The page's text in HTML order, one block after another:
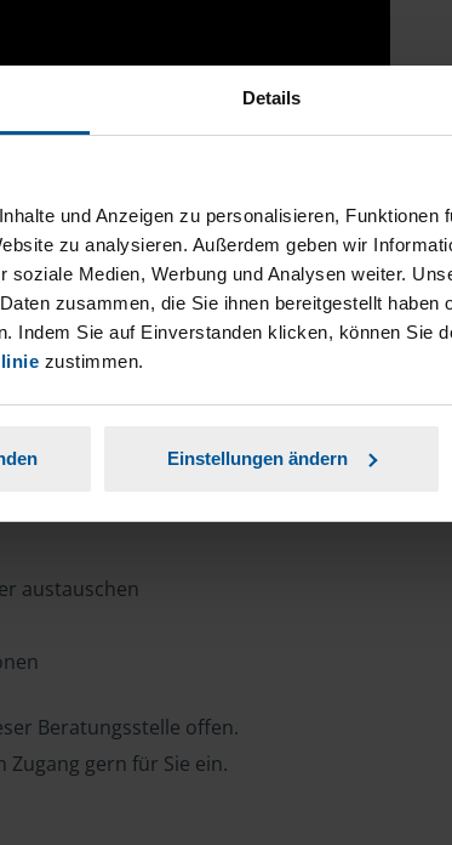
Details
und Anzeigen zu personalisieren, Funktionen
zu analysieren. Außerdem geben wir
soziale Medien, Werbung und Analysen weiter.
zusammen, die Sie ihnen bereitgestellt haben
Indem Sie auf Einverstanden klicken, können Sie
zustimmen.
Einstellungen ändern
Zeit und Porto sparen und jederzeit
austauschen
Beratungsstelle offen.
gern für Sie ein.